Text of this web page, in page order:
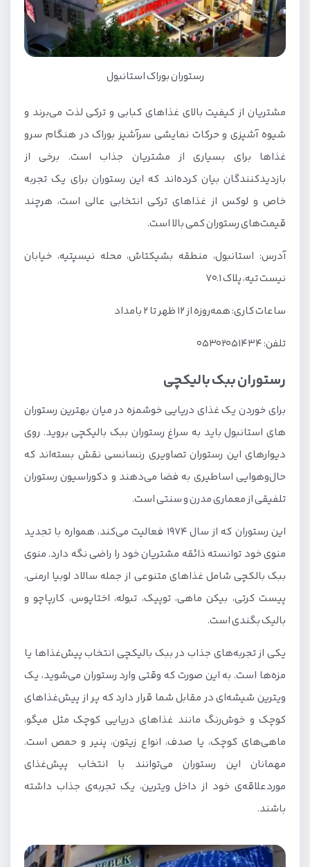
رستوران بوراک استانبول
مشتریان از کیفیت بالای غذاهای کبابی و ترکی لذت می‌برند و
شیوه آشپزی و حرکات نمایشی سرآشپز بوراک در هنگام سرو
غذاها برای بسیاری از مشتریان جذاب است. برخی از
بازدیدکنندگان بیان کرده‌اند که این رستوران برای یک تجربه
خاص و لوکس از غذاهای ترکی انتخابی عالی است، هرچند
قیمت‌های رستوران کمی بالا است.
آدرس: استانبول، منطقه بشیکتاش، محله نیسپتیه، خیابان
نیست تیه، پلاک ۷۰.۱
ساعات کاری: همه‌روزه از ۱۲ ظهر تا ۲ بامداد
تلفن: ۰۵۳۰۲۰۵۱۴۳۴
رستوران ببک بالیکچی
برای خوردن یک غذای دریایی خوشمزه در میان بهترین رستوران
های استانبول باید به سراغ رستوران ببک بالیکچی بروید. روی
دیوارهای این رستوران تصاویری رنسانسی نقش بسته‌اند که
حال‌و‌هوایی اساطیری به فضا می‌دهند و دکوراسیون رستوران
تلفیقی از معماری مدرن و سنتی است.
این رستوران که از سال ۱۹۷۴ فعالیت می‌کند، همواره با تجدید
منوی خود توانسته ذائقه مشتریان خود را راضی نگه دارد. منوی
ببک بالکچی شامل غذاهای متنوعی از جمله سالاد لوبیا ارمنی،
پیست کرتی، بیکن ماهی، توپیک، تبوله، اختاپوس، کارپاچو و
بالیک بگندی است.
یکی از تجربه‌های جذاب در ببک بالیکچی انتخاب پیش‌غذاها یا
مزه‌ها است. به این صورت که وقتی وارد رستوران می‌شوید، یک
ویترین شیشه‌ای در مقابل شما قرار دارد که پر از پیش‌غذاهای
کوچک و خوش‌رنگ مانند غذاهای دریایی کوچک مثل میگو،
ماهی‌های کوچک، یا صدف، انواع زیتون، پنیر و حمص است.
مهمانان این رستوران می‌توانند با انتخاب پیش‌غذای
مورد‌علاقه‌ی خود از داخل ویترین، یک تجربه‌ی جذاب داشته
باشند.